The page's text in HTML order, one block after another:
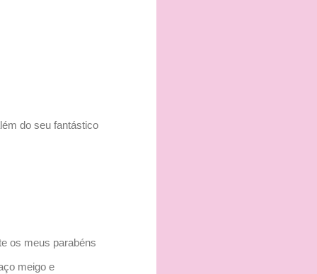
do seu fantástico
os meus parabéns
meigo e